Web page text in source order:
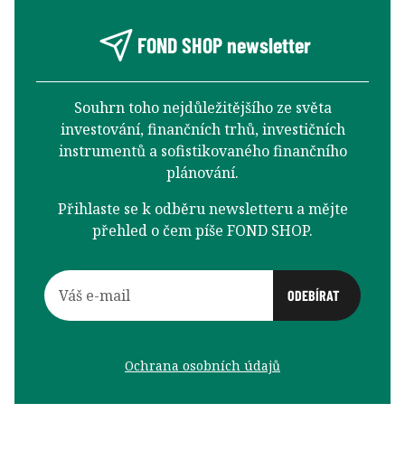
FOND SHOP newsletter
Souhrn toho nejdůležitějšího ze světa
investování, finančních trhů, investičních
instrumentů a sofistikovaného finančního
plánování.
Přihlaste se k odběru newsletteru a mějte
přehled o čem píše FOND SHOP.
Ochrana osobních údajů